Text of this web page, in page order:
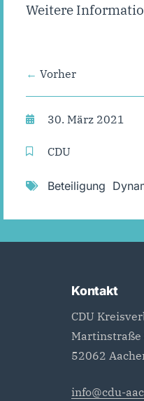
Weitere
Vorher
30. März 2021
CDU
Beteiligung
Kontakt
CDU
Martinstraße
52062
info@cdu-